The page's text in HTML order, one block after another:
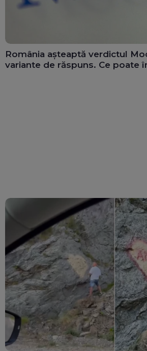
România așteaptă verdictul
variante de răspuns. Ce poate